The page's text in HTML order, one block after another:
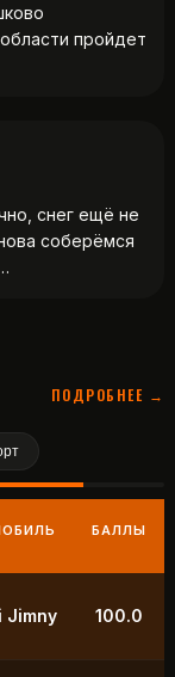
пройдет
снег ещё не
соберёмся
ПОДРОБНЕЕ →
БАЛЛЫ
Jimny 100.0